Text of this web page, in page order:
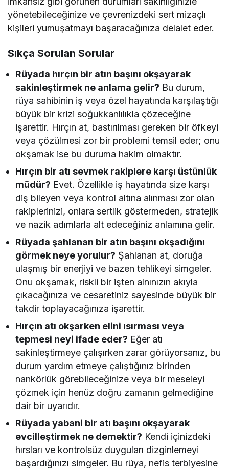
yönetebileceğinize ve çevrenizdeki sert mizaçlı
kişileri yumuşatmayı başaracağınıza delalet eder.
Sıkça Sorulan Sorular
Rüyada hırçın bir atın başını okşayarak
sakinleştirmek ne anlama gelir? Bu durum,
rüya sahibinin iş veya özel hayatında karşılaştığı
büyük bir krizi soğukkanlılıkla çözeceğine
işarettir. Hırçın at, bastırılması gereken bir öfkeyi
veya çözülmesi zor bir problemi temsil eder; onu
okşamak ise bu duruma hakim olmaktır.
Hırçın bir atı sevmek rakiplere karşı üstünlük
müdür? Evet. Özellikle iş hayatında size karşı
diş bileyen veya kontrol altına alınması zor olan
rakiplerinizi, onlara sertlik göstermeden, stratejik
ve nazik adımlarla alt edeceğiniz anlamına gelir.
Rüyada şahlanan bir atın başını okşadığını
görmek neye yorulur? Şahlanan at, doruğa
ulaşmış bir enerjiyi ve bazen tehlikeyi simgeler.
Onu okşamak, riskli bir işten alnınızın akıyla
çıkacağınıza ve cesaretiniz sayesinde büyük bir
takdir toplayacağınıza işarettir.
Hırçın atı okşarken elini ısırması veya
tepmesi neyi ifade eder? Eğer atı
sakinleştirmeye çalışırken zarar görüyorsanız, bu
durum yardım etmeye çalıştığınız birinden
nankörlük görebileceğinize veya bir meseleyi
çözmek için henüz doğru zamanın gelmediğine
dair bir uyarıdır.
Rüyada yabani bir atı başını okşayarak
evcilleştirmek ne demektir? Kendi içinizdeki
hırsları ve kontrolsüz duyguları dizginlemeyi
başardığınızı simgeler. Bu rüya, nefis terbiyesine